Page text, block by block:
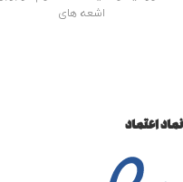
اشعه های
نماد اعتماد